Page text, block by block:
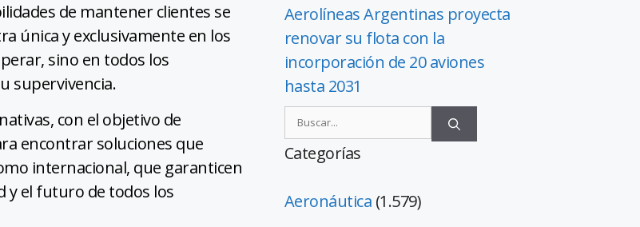
de mantener clientes se
única y exclusivamente en los
sino en todos los
supervivencia.
con el objetivo de
encontrar soluciones que
internacional, que garanticen
y el futuro de todos los
Aerolíneas Argentinas proyecta
renovar su flota con la
incorporación de 20 aviones
hasta 2031
Categorías
Aeronáutica (1.579)